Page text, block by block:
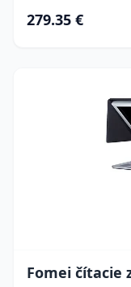
279.35 €
Fomei čítacie